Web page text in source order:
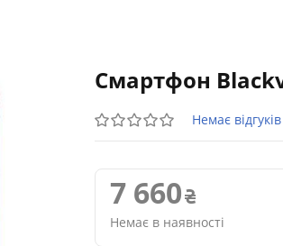
Смартфон
Немає відгуків
7 660
Немає в наявності